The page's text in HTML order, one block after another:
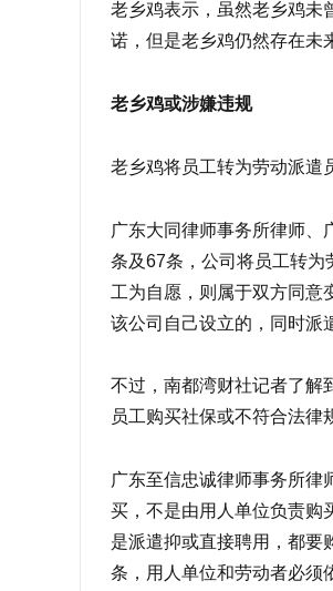
老乡鸡表示，虽然老乡鸡未
诺，但是老乡鸡仍然存在未
老乡鸡或涉嫌违规
老乡鸡将员工转为劳动派遣
广东大同律师事务所律师、
条及67条，公司将员工转为
工为自愿，则属于双方同意
该公司自己设立的，同时派
不过，南都湾财社记者了解
员工购买社保或不符合法律
广东至信忠诚律师事务所律
买，不是由用人单位负责购
是派遣抑或直接聘用，都要
条，用人单位和劳动者必须